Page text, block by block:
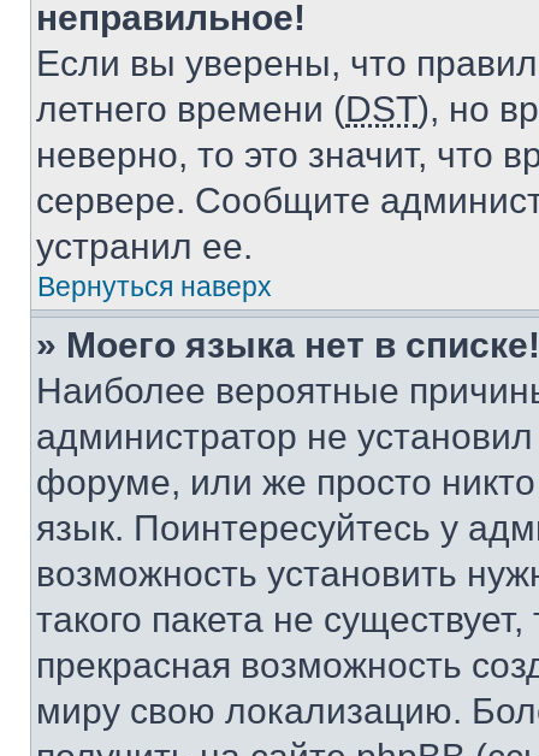
неправильное!
Если вы уверены, что
летнего времени (DST), но
неверно, то это значит, что
сервере. Сообщите
устранил ее.
Вернуться наверх
» Моего языка нет в списке!
Наиболее вероятные
администратор не
форуме, или же просто
язык. Поинтересуйтесь у
возможность установить
такого пакета не
прекрасная возможность
миру свою локализацию.